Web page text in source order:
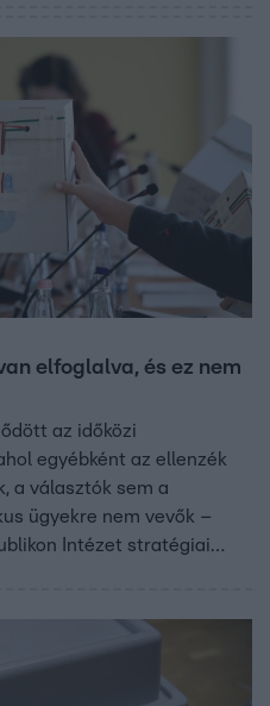
elfoglalva, és ez nem
az időközi
egyébként az ellenzék
a választók sem a
ügyekre nem vevők –
Intézet stratégiai